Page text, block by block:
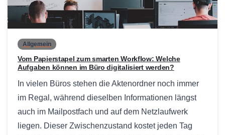
0
Allgemein
Vom Papierstapel zum smarten Workflow: Welche
Aufgaben können im Büro digitalisiert werden?
In vielen Büros stehen die Aktenordner noch immer
im Regal, während dieselben Informationen längst
auch im Mailpostfach und auf dem Netzlaufwerk
liegen. Dieser Zwischenzustand kostet jeden Tag